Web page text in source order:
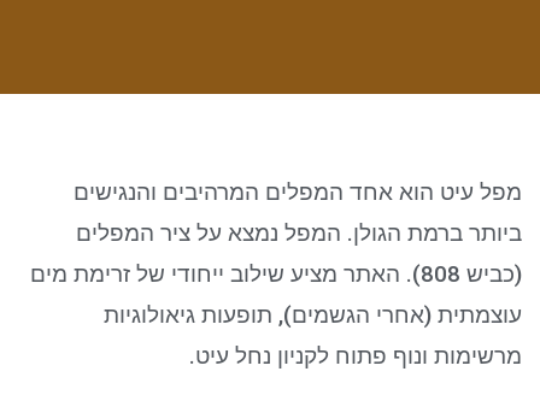
לאפס את כל האפשרויות
מפל עיט הוא אחד המפלים המרהיבים והנגישים
ביותר ברמת הגולן. המפל נמצא על ציר המפלים
(כביש 808). האתר מציע שילוב ייחודי של זרימת מים
עוצמתית (אחרי הגשמים), תופעות גיאולוגיות
מרשימות ונוף פתוח לקניון נחל עיט.